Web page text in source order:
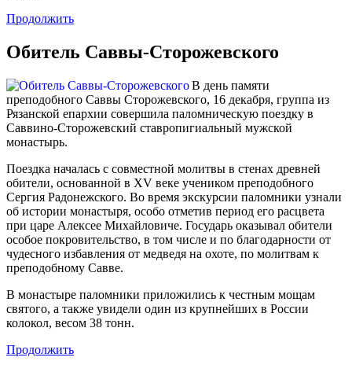
Продолжить
Обитель Саввы-Сторожевского
В день памяти
преподобного Саввы Сторожевского, 16 декабря, группа из
Рязанской епархии совершила паломническую поездку в
Саввино-Сторожевский ставропигиальный мужской
монастырь.
Поездка началась с совместной молитвы в стенах древней
обители, основанной в XV веке учеником преподобного
Сергия Радонежского. Во время экскурсии паломники узнали
об истории монастыря, особо отметив период его расцвета
при царе Алексее Михайловиче. Государь оказывал обители
особое покровительство, в том числе и по благодарности от
чудесного избавления от медведя на охоте, по молитвам к
преподобному Савве.
В монастыре паломники приложились к честным мощам
святого, а также увидели один из крупнейших в России
колокол, весом 38 тонн.
Продолжить